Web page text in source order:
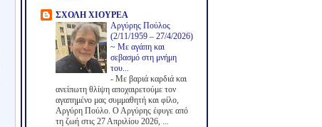
ΣΧΟΛΗ ΧΙΟΥΡΕΑ
Αργύρης Πούλος
(2/11/1959 – 27/4/2026)
~ Με αγάπη και
σεβασμό στη μνήμη
του...
- Με βαριά καρδιά και
ανείπωτη θλίψη αποχαιρετούμε τον
αγαπημένο μας συμμαθητή και φίλο,
Αργύρη Πούλο. Ο Αργύρης έφυγε από
τη ζωή στις 27 Απριλίου 2026, ...